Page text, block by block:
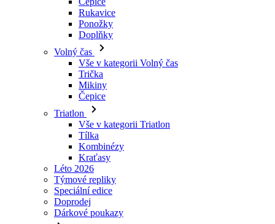
Vše v kategorii Volný čas
Trička
Mikiny
Čepice
Triatlon
Vše v kategorii Triatlon
Tílka
Kombinézy
Kraťasy
Léto 2026
Týmové repliky
Speciální edice
Doprodej
Dárkové poukazy
Ženy
Vše v kategorii Ženy
Cyklistika
Vše v kategorii Cyklistika